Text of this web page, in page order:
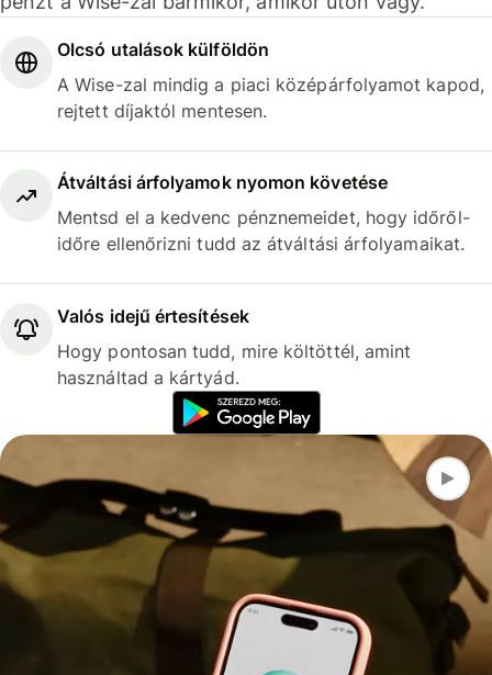
Olcsó utalások külföldön
A Wise-zal mindig a piaci középárfolyamot kapod,
rejtett díjaktól mentesen.
Átváltási árfolyamok nyomon követése
Mentsd el a kedvenc pénznemeidet, hogy időről-
időre ellenőrizni tudd az átváltási árfolyamaikat.
Valós idejű értesítések
Hogy pontosan tudd, mire költöttél, amint
használtad a kártyád.